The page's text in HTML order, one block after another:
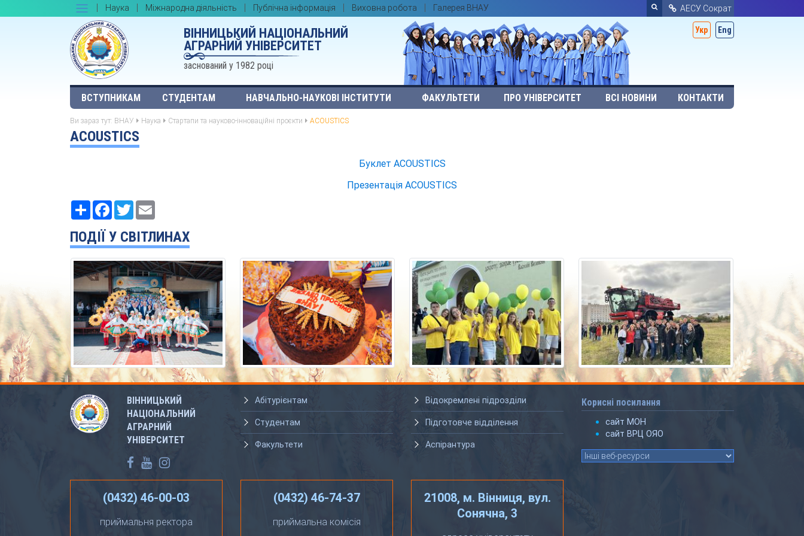
Наука Міжнародна діяльність Публічна інформація Виховна робота Галерея ВНАУ АЕСУ Сократ
ВІННИЦЬКИЙ НАЦІОНАЛЬНИЙ
АГРАРНИЙ УНІВЕРСИТЕТ
заснований у 1982 році
Укр Eng
ВСТУПНИКАМ СТУДЕНТАМ НАВЧАЛЬНО-НАУКОВІ ІНСТИТУТИ ФАКУЛЬТЕТИ ПРО УНІВЕРСИТЕТ ВСІ НОВИНИ КОНТАКТИ
Ви зараз тут: ВНАУ Наука Стартапи та науково-інноваційні проєкти АCOUSTICS
АCOUSTICS
Буклет АCOUSTICS
Презентація АCOUSTICS
РесурсFacebook
Twitter
ПОДІЇ У СВІТЛИНАХ
ВІННИЦЬКИЙ
НАЦІОНАЛЬНИЙ
АГРАРНИЙ
УНІВЕРСИТЕТ
Абітурієнтам
Студентам
Факультети
Відокремлені підрозділи
Підготовче відділення
Аспірантура
Корисні посилання
сайт МОН
сайт ВРЦ ОЯО
(0432) 46-00-03
приймальня ректора
(0432) 46-74-37
приймальна комісія
21008, м. Вінниця, вул.
Сонячна, 3